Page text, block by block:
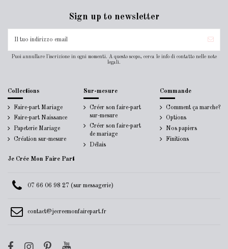
Sign up to newsletter
Puoi annullare l'iscrizione in ogni momenti. A questo scopo, cerca le info di contatto nelle note
legali.
Collections
Faire-part Mariage
Faire-part Naissance
Papeterie Mariage
Création sur-mesure
Sur-mesure
Créer son faire-part
sur-mesure
Créer son faire-part
de mariage
Délais
Commande
Comment ça marche?
Options
Nos papiers
Finitions
Je Crée Mon Faire Part
07 66 06 98 27 (sur messagerie)
contact@jecreemonfairepart.fr